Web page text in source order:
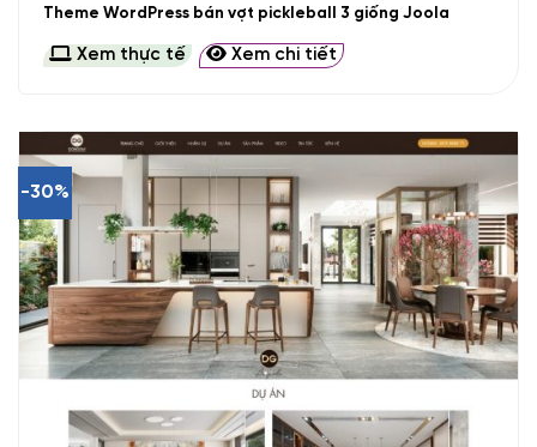
Theme WordPress bán vợt pickleball 3 giống Joola
Xem thực tế Xem chi tiết
-30%